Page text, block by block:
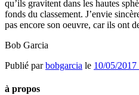
qu’ils gravitent dans les hautes
fonds du classement. J’envie
pas encore son oeuvre, car ils ont
Bob Garcia
Publié parbobgarcia le 10/05/
à propos